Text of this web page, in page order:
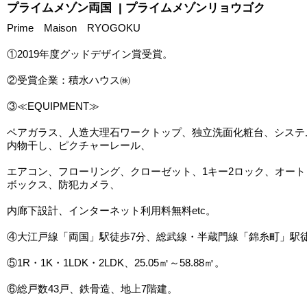
プライムメゾン両国 | プライムメゾンリョウゴク
Prime Maison RYOGOKU
①2019年度グッドデザイン賞受賞。
②受賞企業：積水ハウス㈱
③≪EQUIPMENT≫
ペアガラス、人造大理石ワークトップ、独立洗面化粧台、シス
内物干し、ピクチャーレール、
エアコン、フローリング、クローゼット、1キー2ロック、オー
ボックス、防犯カメラ、
内廊下設計、インターネット利用料無料etc。
④大江戸線「両国」駅徒歩7分、総武線・半蔵門線「錦糸町」駅
⑤1R・1K・1LDK・2LDK、25.05㎡～58.88㎡。
⑥総戸数43戸、鉄骨造、地上7階建。